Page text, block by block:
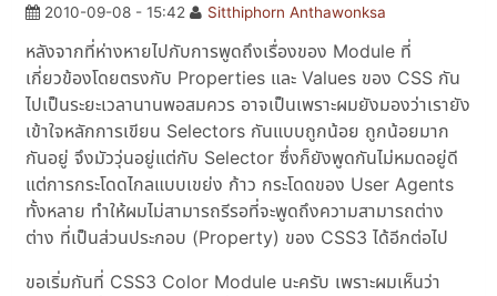
2010-09-08 - 15:42 Sitthiphorn Anthawonksa
หลังจากที่ห่างหายไปกับการพูดถึงเรื่องของ Module ที่
เกี่ยวข้องโดยตรงกับ Properties และ Values ของ CSS กัน
ไปเป็นระยะเวลานานพอสมควร อาจเป็นเพราะผมยังมองว่าเรายัง
เข้าใจหลักการเขียน Selectors กันแบบถูกน้อย ถูกน้อยมาก
กันอยู่ จึงมัววุ่นอยู่แต่กับ Selector ซึ่งก็ยังพูดกันไม่หมดอยู่ดี
แต่การกระโดดไกลแบบเขย่ง ก้าว กระโดดของ User Agents
ทั้งหลาย ทำให้ผมไม่สามารถรีรอที่จะพูดถึงความสามารถต่าง
ต่าง ที่เป็นส่วนประกอบ (Property) ของ CSS3 ได้อีกต่อไป
ขอเริ่มกันที่ CSS3 Color Module นะครับ เพราะผมเห็นว่า